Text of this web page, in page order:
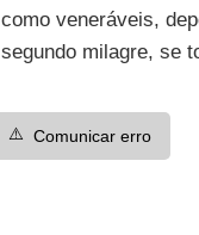
como veneráveis,
segundo milagre, se
⚠️ Comunicar erro